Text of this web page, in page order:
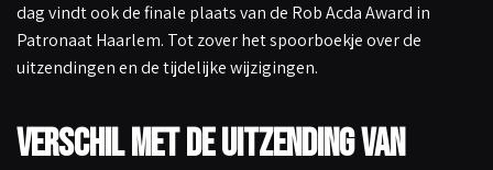
dag vindt ook de finale plaats van de Rob Acda Award in
Patronaat Haarlem. Tot zover het spoorboekje over de
uitzendingen en de tijdelijke wijzigingen.
Verschil met de uitzending van